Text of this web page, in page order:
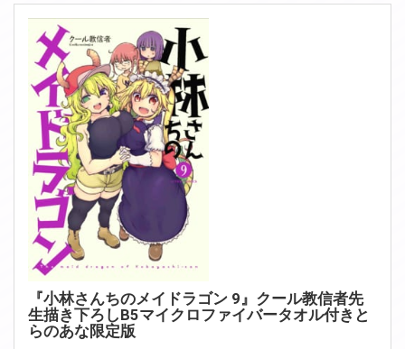
『小林さんちのメイドラゴン 9』クール教信者先
生描き下ろしB5マイクロファイバータオル付きと
らのあな限定版